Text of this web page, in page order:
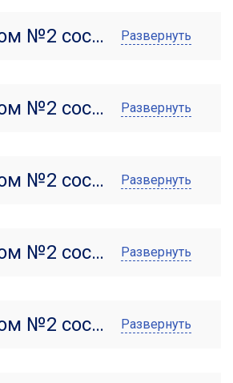
Жилой дом №2 состояние от 14.09.2022 г. Развернуть
Жилой дом №2 состояние от 15.08.2022 г. Развернуть
Жилой дом №2 состояние от 01.08.2022 г. Развернуть
Жилой дом №2 состояние от 02.06.2022 г. Развернуть
Жилой дом №2 состояние от 11.05.2022 г. Развернуть